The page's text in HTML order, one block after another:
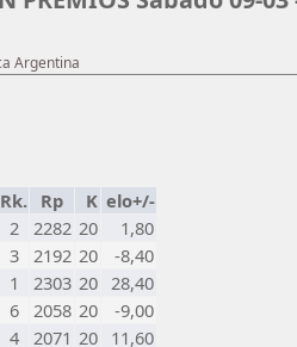
Argentina
Rk. Rp K elo+/-
2 2282 20
1,80
3 2192 20
-8,40
1 2303 20 28,40
6 2058 20
-9,00
4 2071 20 11,60